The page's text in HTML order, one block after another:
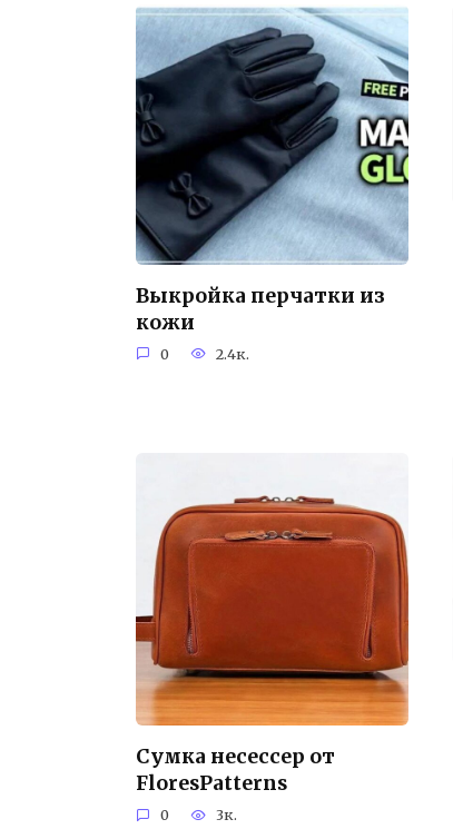
Выкройка перчатки из
кожи
0 2.4к.
Сумка несессер от
FloresPatterns
0 3к.